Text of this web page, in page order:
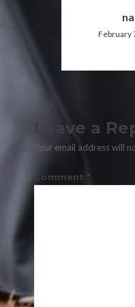
February
Leave a
Your email address will
Comment *